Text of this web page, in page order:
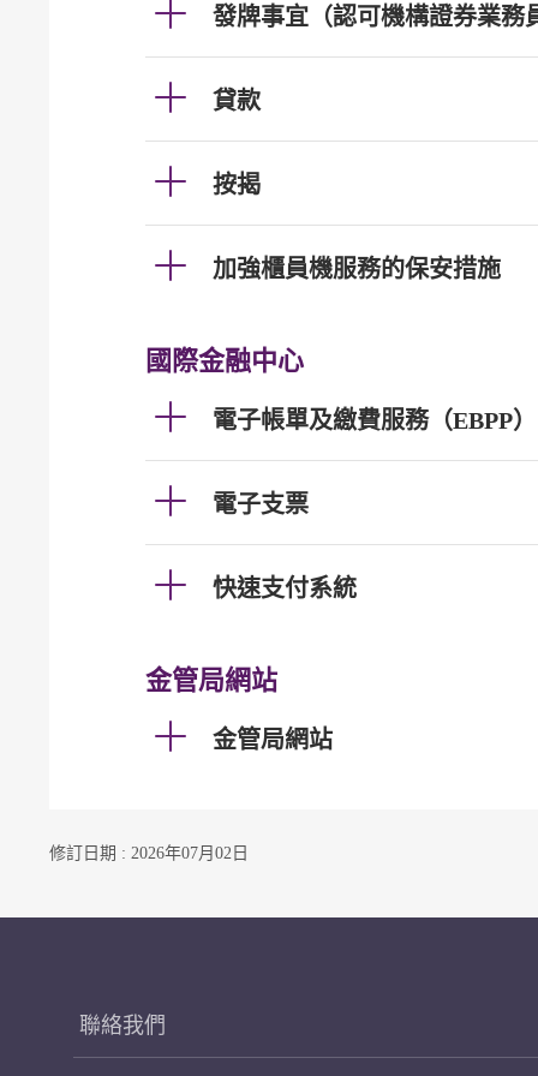
發牌事宜（認可機構證券業務
貸款
按揭
加強櫃員機服務的保安措施
國際金融中心
電子帳單及繳費服務（EBPP）
電子支票
快速支付系統
金管局網站
金管局網站
修訂日期 : 2026年07月02日
聯絡我們